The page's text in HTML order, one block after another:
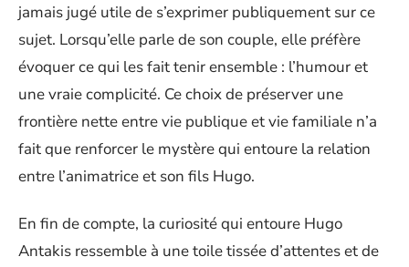
jamais jugé utile de s’exprimer publiquement sur ce
sujet. Lorsqu’elle parle de son couple, elle préfère
évoquer ce qui les fait tenir ensemble : l’humour et
une vraie complicité. Ce choix de préserver une
frontière nette entre vie publique et vie familiale n’a
fait que renforcer le mystère qui entoure la relation
entre l’animatrice et son fils Hugo.
En fin de compte, la curiosité qui entoure Hugo
Antakis ressemble à une toile tissée d’attentes et de